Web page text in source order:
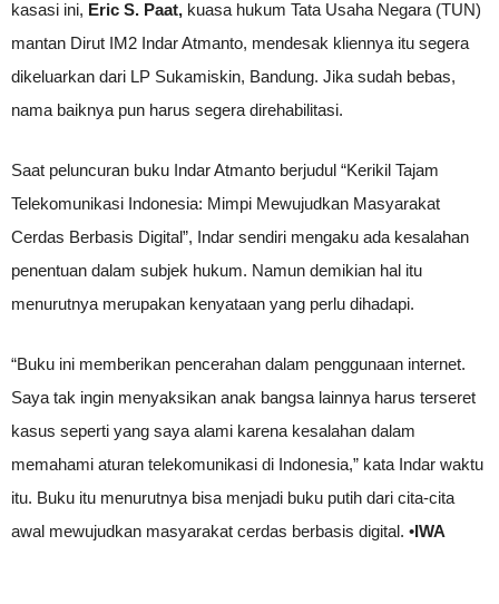
kasasi ini, Eric S. Paat, kuasa hukum Tata Usaha Negara (TUN)
mantan Dirut IM2 Indar Atmanto, mendesak kliennya itu segera
dikeluarkan dari LP Sukamiskin, Bandung. Jika sudah bebas,
nama baiknya pun harus segera direhabilitasi.
Saat peluncuran buku Indar Atmanto berjudul “Kerikil Tajam
Telekomunikasi Indonesia: Mimpi Mewujudkan Masyarakat
Cerdas Berbasis Digital”, Indar sendiri mengaku ada kesalahan
penentuan dalam subjek hukum. Namun demikian hal itu
menurutnya merupakan kenyataan yang perlu dihadapi.
“Buku ini memberikan pencerahan dalam penggunaan internet.
Saya tak ingin menyaksikan anak bangsa lainnya harus terseret
kasus seperti yang saya alami karena kesalahan dalam
memahami aturan telekomunikasi di Indonesia,” kata Indar waktu
itu. Buku itu menurutnya bisa menjadi buku putih dari cita-cita
awal mewujudkan masyarakat cerdas berbasis digital. •IWA